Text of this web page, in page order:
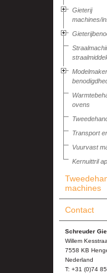
Gieterij
machines/
ovens
Transport
Vuurvast
Kernuittril
machines
Contact
Schreuder
Willem
7558 KB
Nederland
T: +31 (0)74